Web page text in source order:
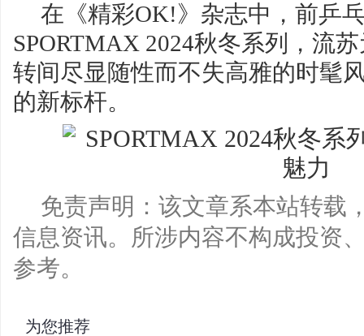
在《精彩OK!》杂志中，前乒
SPORTMAX 2024秋冬系列，流
转间尽显随性而不失高雅的时髦
的新标杆。
免责声明：该文章系本站转载
信息资讯。所涉内容不构成投资
参考。
为您推荐